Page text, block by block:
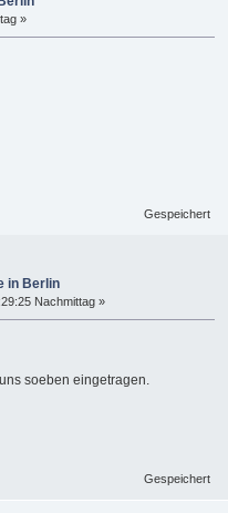
»
Gespeichert
in Berlin
Nachmittag »
soeben eingetragen.
Gespeichert